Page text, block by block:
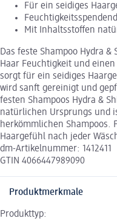
Für ein seidiges
Feuchtigkeitsspendend
Mit Inhaltsstoffen
Das feste Shampoo Hydra
Haar Feuchtigkeit und
sorgt für ein seidiges
wird sanft gereinigt und
festen Shampoos Hydra &
natürlichen Ursprungs und
herkömmlichen Shampoos.
Haargefühl nach jeder
dm-Artikelnummer: 1412411
GTIN 4066447989090
Produktmerkmale
Produkttyp: